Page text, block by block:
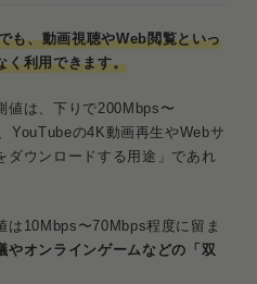
も、動画視聴やWeb閲覧といっ
く利用できます。
値は、下りで200Mbps〜
YouTubeの4K動画再生やWebサ
ダウンロードする用途」であれ
は10Mbps〜70Mbps程度に留ま
やオンラインゲームなどの「双